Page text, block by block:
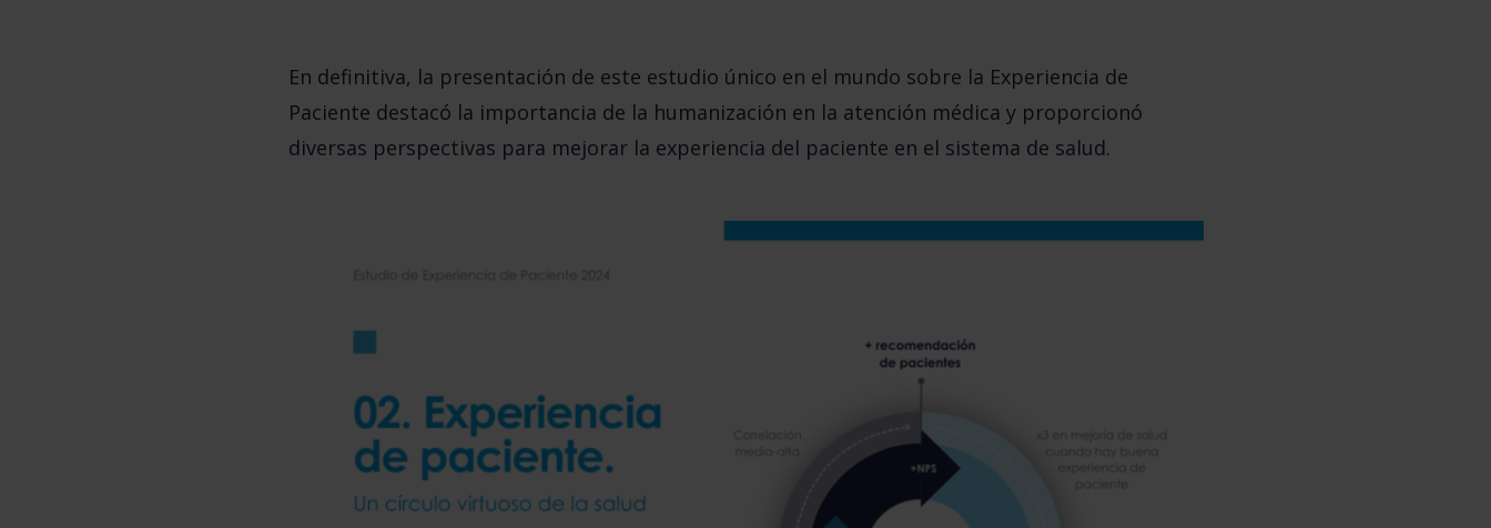
En definitiva, la presentación de este estudio único en el mundo sobre la Experiencia de
Paciente destacó la importancia de la humanización en la atención médica y proporcionó
diversas perspectivas para mejorar la experiencia del paciente en el sistema de salud.